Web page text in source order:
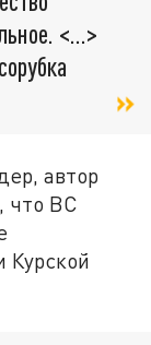
<…>
автор
что ВС
Курской